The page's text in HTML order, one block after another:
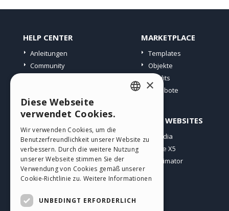
HELP CENTER
Anleitungen
Community
MARKETPLACE
Templates
Objekte
Credits
Angebote
PROFIL
Meine Beiträge
Meine Lizenz
Download
Webhosting
ANDERE WEBSITES
Incomedia
WebSite X5
WebAnimator
GERMAN
SPANISH
PORTUGUESE
×
Diese Webseite
verwendet Cookies.
Wir verwenden Cookies, um die
Benutzerfreundlichkeit unserer Website zu
verbessern. Durch die weitere Nutzung
unserer Webseite stimmen Sie der
Verwendung von Cookies gemäß unserer
Cookie-Richtlinie zu. Weitere Informationen
UNBEDINGT ERFORDERLICH